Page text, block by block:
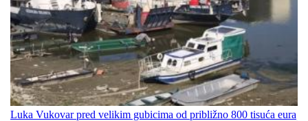
Luka Vukovar pred velikim gubicima od približno 800 tisuća eura